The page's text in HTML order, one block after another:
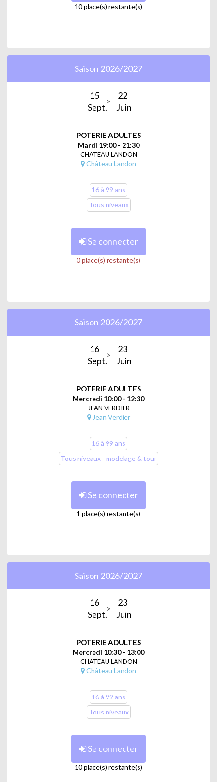
10 place(s) restante(s)
Saison 2026/2027
15
Sept.
22
Juin
POTERIE ADULTES
Mardi 19:00 - 21:30
CHATEAU LANDON
Château Landon
16 à 99 ans
Tous niveaux
Se connecter
0 place(s) restante(s)
Saison 2026/2027
16
Sept.
23
Juin
POTERIE ADULTES
Mercredi 10:00 - 12:30
JEAN VERDIER
Jean Verdier
16 à 99 ans
Tous niveaux - modelage & tour
Se connecter
1 place(s) restante(s)
Saison 2026/2027
16
Sept.
23
Juin
POTERIE ADULTES
Mercredi 10:30 - 13:00
CHATEAU LANDON
Château Landon
16 à 99 ans
Tous niveaux
Se connecter
10 place(s) restante(s)